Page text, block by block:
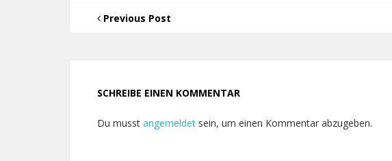
Previous Post
SCHREIBE EINEN KOMMENTAR
Du musst angemeldet sein, um einen Kommentar abzugeben.